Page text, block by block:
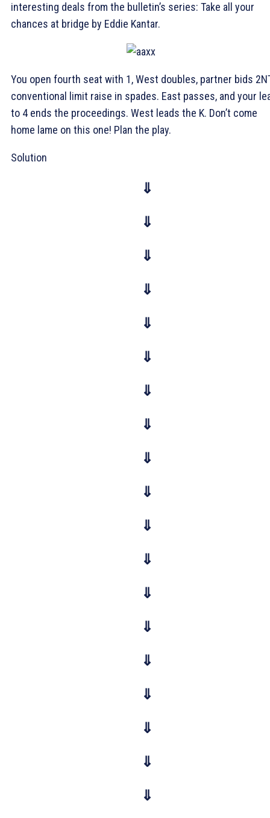
interesting deals from the bulletin’s series: Take all your
chances at bridge by Eddie Kantar.
You open fourth seat with 1, West doubles, partner bids
conventional limit raise in spades. East passes, and your
to 4 ends the proceedings. West leads the K. Don’t come
home lame on this one! Plan the play.
Solution
⇓
⇓
⇓
⇓
⇓
⇓
⇓
⇓
⇓
⇓
⇓
⇓
⇓
⇓
⇓
⇓
⇓
⇓
⇓